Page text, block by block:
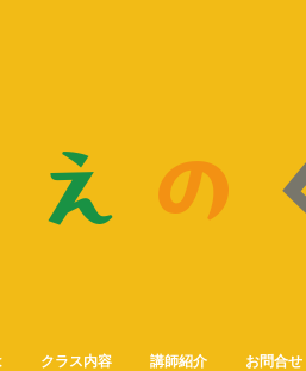
え の
クラス内容 講師紹介 お問合せ